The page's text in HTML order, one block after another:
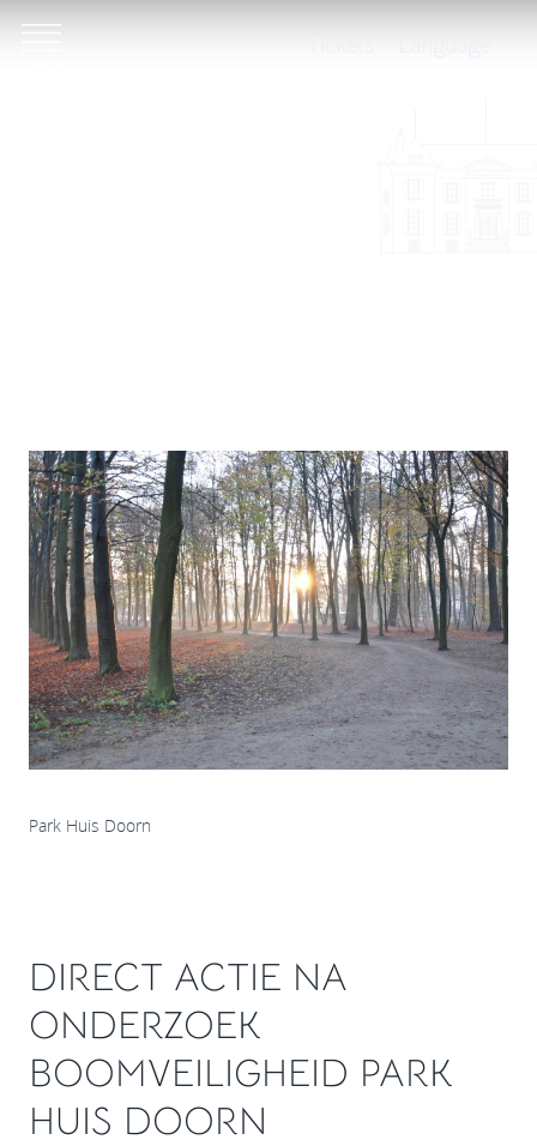
Park Huis Doorn
DIRECT ACTIE NA
ONDERZOEK
BOOMVEILIGHEID PARK
HUIS DOORN